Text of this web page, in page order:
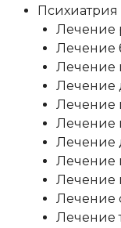
Психиатрия
Лечение
Лечение
Лечение
Лечение
Лечение
Лечение
Лечение
Лечение
Лечение
Лечение
Лечение